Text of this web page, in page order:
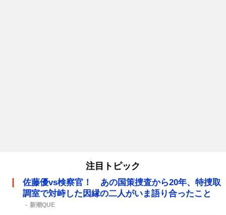
注目トピック
佐藤優vs検察官！ あの国策捜査から20年、特捜取
調室で対峙した因縁の二人がいま語り合ったこと
新潮QUE